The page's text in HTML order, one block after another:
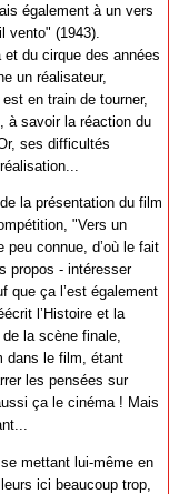
également à un vers
vento" (1943).
du cirque des années
un réalisateur,
en train de tourner,
à savoir la réaction du
ses difficultés
la présentation du film
"Vers un
connue, d’où le fait
propos - intéresser
que ça l’est également
l’Histoire et la
la scène finale,
dans le film, étant
les pensées sur
ça le cinéma ! Mais
mettant lui-même en
ici beaucoup trop,